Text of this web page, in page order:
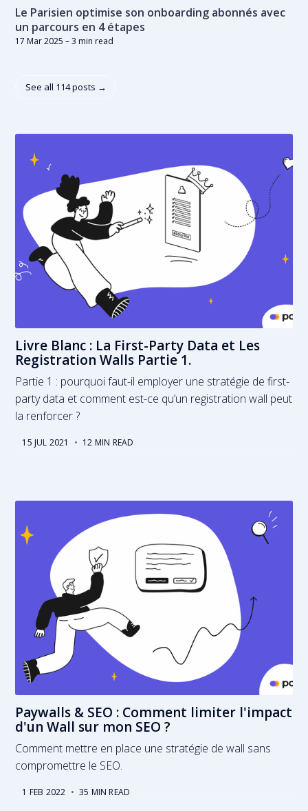
Le Parisien optimise son onboarding abonnés avec
un parcours en 4 étapes
17 Mar 2025 – 3 min read
See all 114 posts →
Livre Blanc : La First-Party Data et Les
Registration Walls Partie 1.
Partie 1 : pourquoi faut-il employer une stratégie de first-
party data et comment est-ce qu’un registration wall peut
la renforcer ?
15 JUL 2021 • 12 MIN READ
Paywalls & SEO : Comment limiter l'impact
d'un Wall sur mon SEO ?
Comment mettre en place une stratégie de wall sans
compromettre le SEO.
1 FEB 2022 • 35 MIN READ